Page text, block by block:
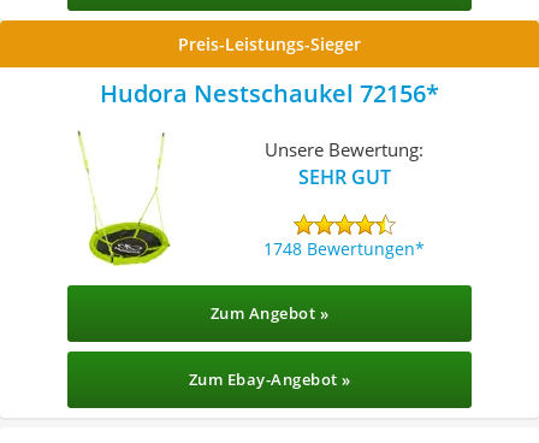
Preis-Leistungs-Sieger
Hudora Nestschaukel 72156
Unsere Bewertung:
SEHR GUT
1748 Bewertungen
Zum Angebot »
Zum Ebay-Angebot »